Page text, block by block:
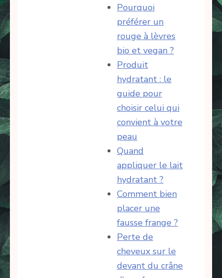
Pourquoi
préférer un
rouge à lèvres
bio et vegan ?
Produit
hydratant : le
guide pour
choisir celui qui
convient à votre
peau
Quand
appliquer le lait
hydratant ?
Comment bien
placer une
fausse frange ?
Perte de
cheveux sur le
devant du crâne